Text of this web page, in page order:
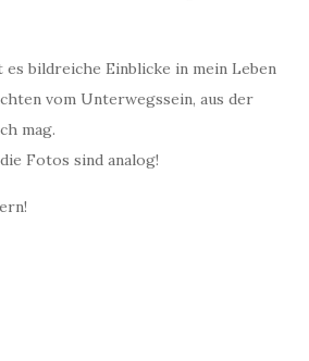
bildreiche Einblicke in mein Leben
vom Unterwegssein, aus der
mag.
Fotos sind analog!